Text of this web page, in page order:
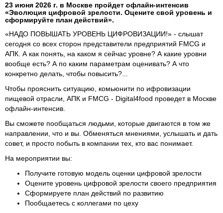
23 июня 2026 г. в Москве пройдет офлайн-интенсив
«Эволюция цифровой зрелости. Оцените свой уровень и
сформируйте план действий».
«НАДО ПОВЫШАТЬ УРОВЕНЬ ЦИФРОВИЗАЦИИ!» - слышат
сегодня со всех сторон представители предприятий FMCG и
АПК. А как понять, на каком я сейчас уровне? А какие уровни
вообще есть? А по каким параметрам оценивать? А что
конкретно делать, чтобы повысить?...
Чтобы прояснить ситуацию, комьюнити по ифровизации
пищевой отрасли, АПК и FMCG - Digital4food проведет в Москве
офлайн-интенсив.
Вы сможете пообщаться людьми, которые двигаются в том же
направлении, что и вы. Обменяться мнениями, услышать и дать
совет, и просто побыть в компании тех, кто вас понимает.
На мероприятии вы:
Получите готовую модель оценки цифровой зрелости
Оцените уровень цифровой зрелости своего предприятия
Сформируете план действий по развитию
Пообщаетесь с коллегами по цеху